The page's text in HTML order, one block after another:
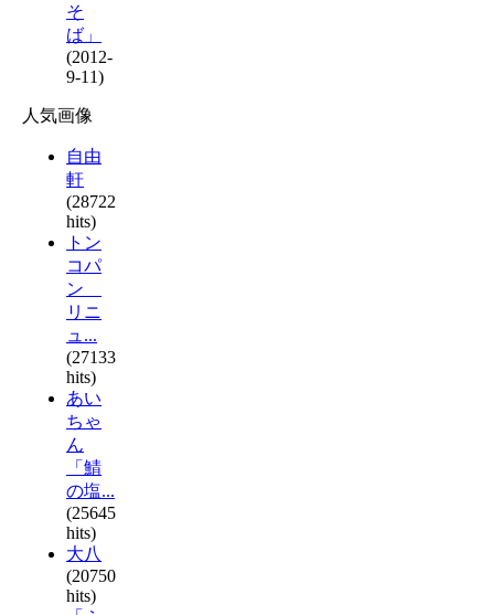
そ
ば」
(2012-
9-11)
人気画像
自由
軒
(28722
hits)
トン
コパ
ン
リニ
ュ...
(27133
hits)
あい
ちゃ
ん
「鯖
の塩...
(25645
hits)
大八
(20750
hits)